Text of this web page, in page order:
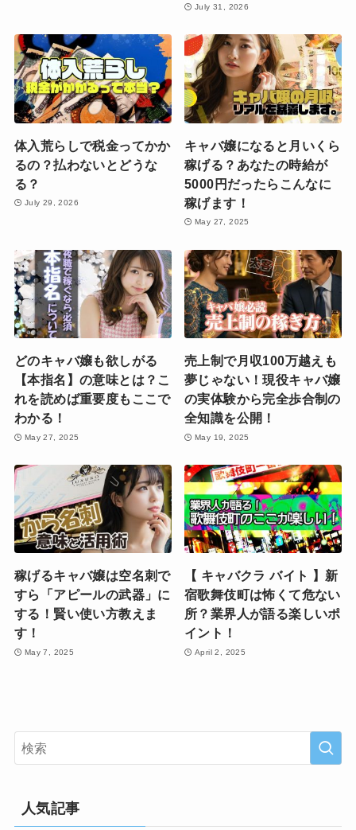
July 31, 2026
体入荒らしで税金ってかか
るの？払わないとどうな
る？
July 29, 2026
キャバ嬢になると月いくら
稼げる？あなたの時給が
5000円だったらこんなに
稼げます！
May 27, 2025
どのキャバ嬢も欲しがる
【本指名】の意味とは？こ
れを読めば重要度もここで
わかる！
May 27, 2025
売上制で月収100万越えも
夢じゃない！現役キャバ嬢
の実体験から完全歩合制の
全知識を公開！
May 19, 2025
稼げるキャバ嬢は空名刺で
すら「アピールの武器」に
する！賢い使い方教えま
す！
May 7, 2025
【 キャバクラ バイト 】新
宿歌舞伎町は怖くて危ない
所？業界人が語る楽しいポ
イント！
April 2, 2025
人気記事